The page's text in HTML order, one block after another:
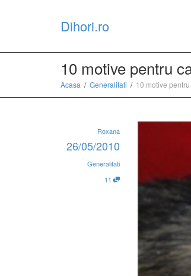
Dihori.ro
10 motive pentru
Acasa Generalitati 10 motive
Roxana
26/05/2010
Generalitati
11